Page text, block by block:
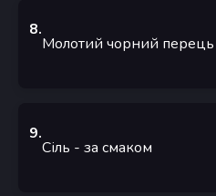
8.
Молотий чорний перець
9.
Сіль - за смаком